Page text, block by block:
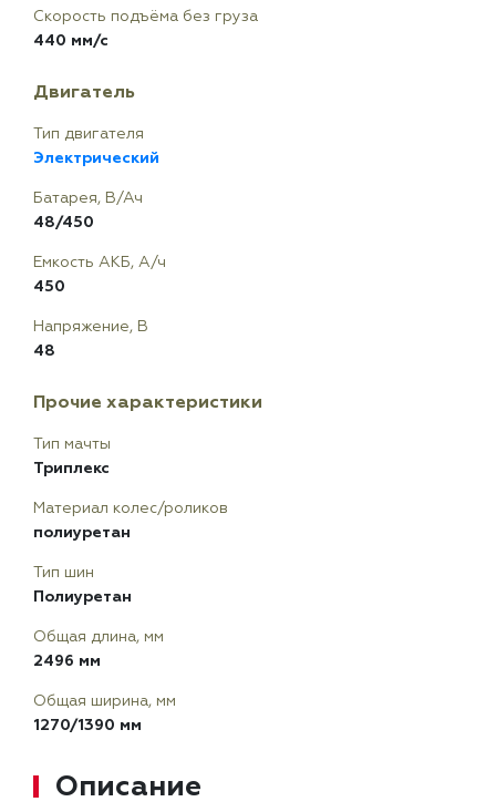
Скорость подъёма без груза
440 мм/с
Двигатель
Тип двигателя
Электрический
Батарея, В/Ач
48/450
Емкость АКБ, А/ч
450
Напряжение, В
48
Прочие характеристики
Тип мачты
Триплекс
Материал колес/роликов
полиуретан
Тип шин
Полиуретан
Общая длина, мм
2496 мм
Общая ширина, мм
1270/1390 мм
Описание